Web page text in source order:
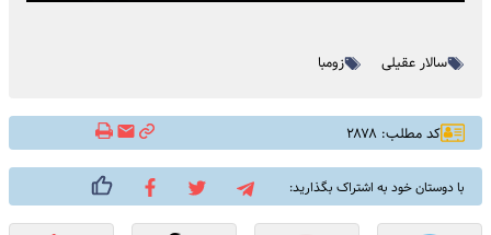
سالار عقیلی زومبا
کد مطلب: ۲۸۷۸
با دوستان خود به اشتراک بگذارید: